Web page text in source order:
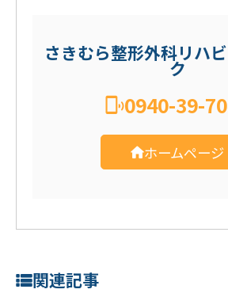
さきむら整形外科リハ
ク
0940-39-
ホームページ
関連記事